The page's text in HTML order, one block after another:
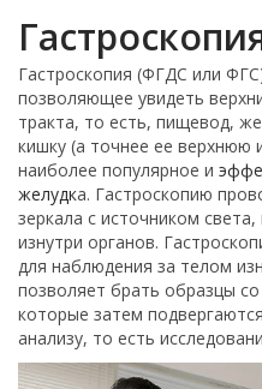
Гастроскопия (ФГДС или
позволяющее увидеть
тракта, то есть, пищевод,
кишку (а точнее ее верхнюю
наиболее популярное и
желудка. Гастроскопию
зеркала с источником
изнутри органов.
для наблюдения за телом
позволяет брать образцы
которые затем
анализу, то есть